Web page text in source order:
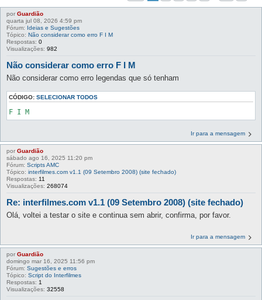
por Guardião
quarta jul 08, 2026 4:59 pm
Fórum: Ideias e Sugestões
Tópico: Não considerar como erro F I M
Respostas: 0
Visualizações: 982
Não considerar como erro F I M
Não considerar como erro legendas que só tenham
CÓDIGO: SELECIONAR TODOS
F I M
Ir para a mensagem
por Guardião
sábado ago 16, 2025 11:20 pm
Fórum: Scripts AMC
Tópico: interfilmes.com v1.1 (09 Setembro 2008) (site fechado)
Respostas: 11
Visualizações: 268074
Re: interfilmes.com v1.1 (09 Setembro 2008) (site fechado)
Olá, voltei a testar o site e continua sem abrir, confirma, por favor.
Ir para a mensagem
por Guardião
domingo mar 16, 2025 11:56 pm
Fórum: Sugestões e erros
Tópico: Script do Interfilmes
Respostas: 1
Visualizações: 32558